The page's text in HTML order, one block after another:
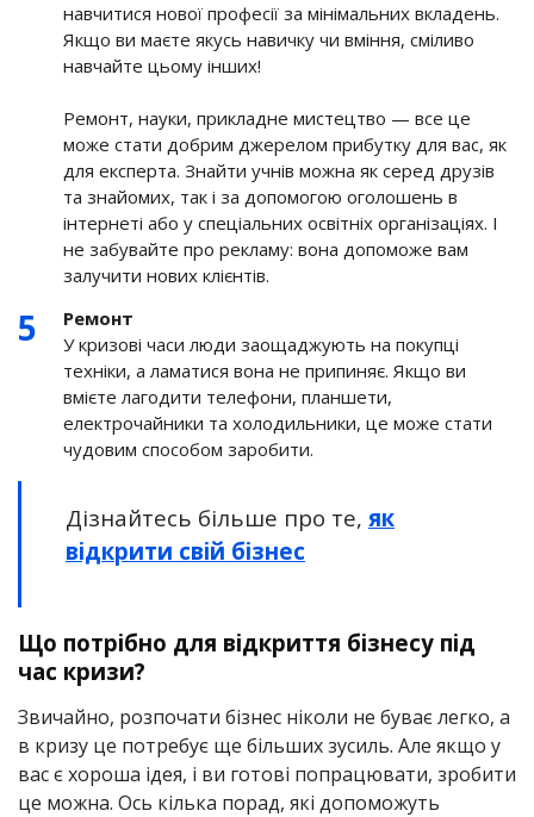
навчитися нової професії за мінімальних вкладень.
Якщо ви маєте якусь навичку чи вміння, сміливо
навчайте цьому інших!
Ремонт, науки, прикладне мистецтво — все це
може стати добрим джерелом прибутку для вас, як
для експерта. Знайти учнів можна як серед друзів
та знайомих, так і за допомогою оголошень в
інтернеті або у спеціальних освітніх організаціях. І
не забувайте про рекламу: вона допоможе вам
залучити нових клієнтів.
Ремонт
У кризові часи люди заощаджують на покупці
техніки, а ламатися вона не припиняє. Якщо ви
вмієте лагодити телефони, планшети,
електрочайники та холодильники, це може стати
чудовим способом заробити.
Дізнайтесь більше про те, як
відкрити свій бізнес
Що потрібно для відкриття бізнесу під
час кризи?
Звичайно, розпочати бізнес ніколи не буває легко, а
в кризу це потребує ще більших зусиль. Але якщо у
вас є хороша ідея, і ви готові попрацювати, зробити
це можна. Ось кілька порад, які допоможуть